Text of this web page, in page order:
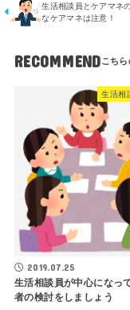
生活相談員とケアマネ
なケアマネは注意！
RECOMMEND
生活相
2019.07.25
生活相談員が中心になっ
者の検討をしましょう